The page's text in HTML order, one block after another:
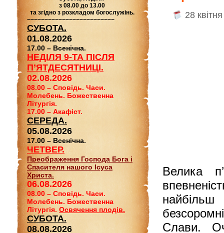
з 08.00 до 13.00
та згідно з розкладом богослужінь.
~~~~~~~~~~~~~~~~~~~~~~~~~
СУБОТА.
01.08.2026
17.00 – Всенічна.
НЕДІЛЯ 9-ТА ПІСЛЯ
П’ЯТДЕСЯТНИЦІ.
02.08.2026
08.00 – Сповідь. Часи.
Молебень. Божественна
Літургія.
17.00 – Акафіст.
СЕРЕДА.
05.08.2026
17.00 – Всенічна.
ЧЕТВЕР.
Преображення Господа Бога і
Спасителя нашого Ісуса
Христа.
06.08.2026
08.00 – Сповідь. Часи.
Молебень. Божественна
Літургія. Освячення плодів.
СУБОТА.
08.08.2026
28
Велика
найбільш
Слави.